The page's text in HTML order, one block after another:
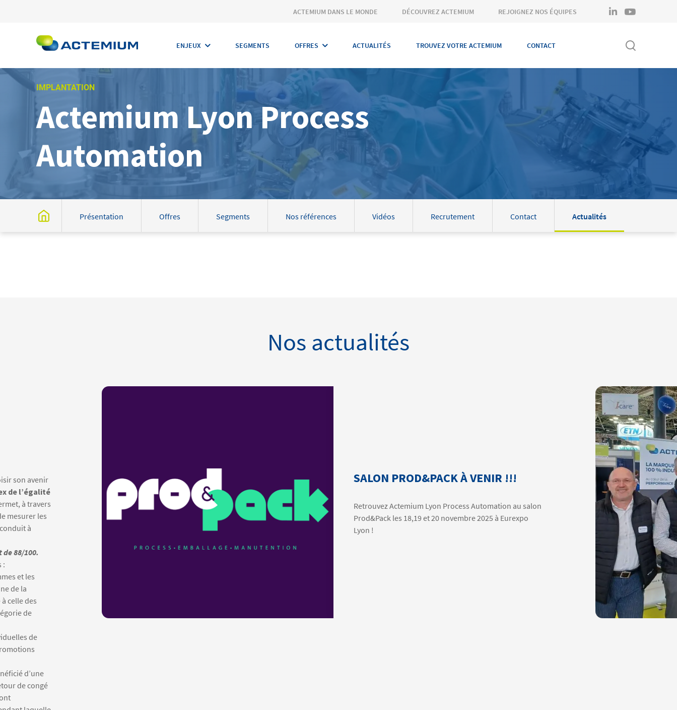
ACTEMIUM DANS LE MONDE DÉCOUVREZ ACTEMIUM REJOIGNEZ NOS ÉQUIPES linkedinyoutube
ENJEUX SEGMENTS OFFRES ACTUALITÉS TROUVEZ VOTRE ACTEMIUM CONTACT
Rechercher :
IMPLANTATION
Actemium Lyon Process
Automation
Présentation Offres Segments Nos références Vidéos Recrutement Contact Actualités
Nos actualités
son avenir
de l’égalité
à travers
mesurer les
à
88/100.
:
et les
de la
celle des
de
de
d’une
de congé
SALON PROD&PACK À VENIR !!!
Retrouvez Actemium Lyon Process Automation au salon
Prod&Pack les 18,19 et 20 novembre 2025 à Eurexpo
Lyon !